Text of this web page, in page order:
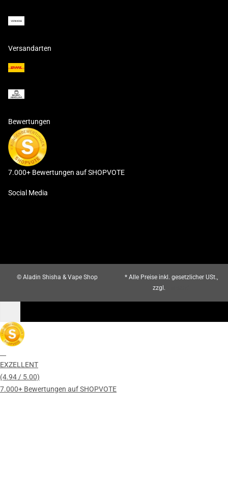
Versandarten
Bewertungen
7.000+ Bewertungen auf SHOPVOTE
Social Media
© Aladin Shisha & Vape Shop
* Alle Preise inkl. gesetzlicher USt.,
zzgl.
EXZELLENT
(4.94 / 5.00)
7.000+ Bewertungen auf SHOPVOTE